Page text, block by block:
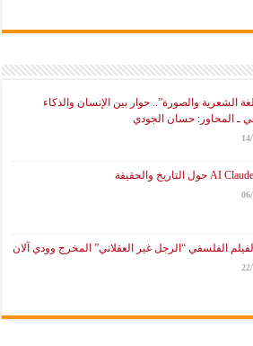
الشعرية والصورة”.. حوار بين الإنسان والذكاء
ـ المحاور: حسان الجودي
الفلسفي “الرجل غير العقلاني” المخرج وودي آلان